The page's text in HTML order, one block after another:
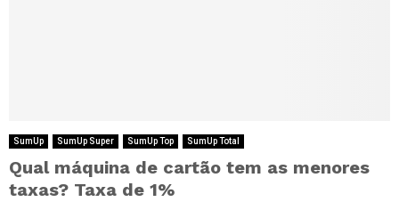
SumUp SumUp Super SumUp Top SumUp Total
Qual máquina de cartão tem as menores
taxas? Taxa de 1%